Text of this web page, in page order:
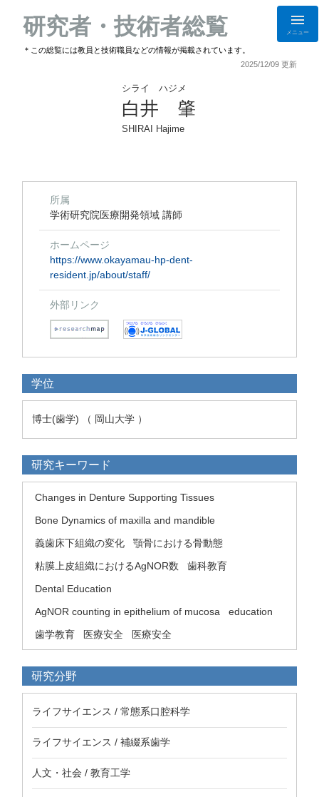
研究者・技術者総覧
＊この総覧には教員と技術職員などの情報が掲載されています。
メニュー
2025/12/09 更新
シライ ハジメ
白井 肇
SHIRAI Hajime
所属
学術研究院医療開発領域 講師
ホームページ
https://www.okayamau-hp-dent-
resident.jp/about/staff/
外部リンク
学位
博士(歯学) （ 岡山大学 ）
研究キーワード
Changes in Denture Supporting Tissues
Bone Dynamics of maxilla and mandible
義歯床下組織の変化
顎骨における骨動態
粘膜上皮組織におけるAgNOR数
歯科教育
Dental Education
AgNOR counting in epithelium of mucosa
education
歯学教育
医療安全 医療安全
研究分野
ライフサイエンス / 常態系口腔科学
ライフサイエンス / 補綴系歯学
人文・社会 / 教育工学